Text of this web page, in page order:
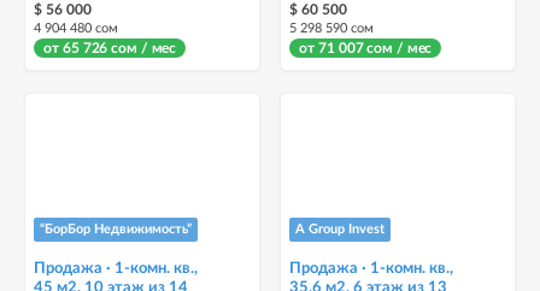
$ 56 000
4 904 480 сом
от 65 726 сом / мес
$ 60 500
5 298 590 сом
от 71 007 сом / мес
“БорБор Недвижимость”
Продажа · 1-комн. кв.,
А Group Invest
Продажа · 1-комн. кв.,